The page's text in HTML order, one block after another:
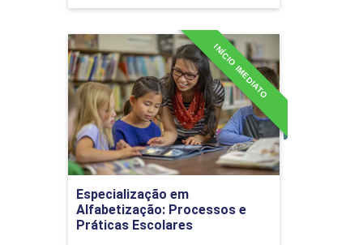
Deficiência intelectual:
transtorno do espectro
autista (TEA)
TGD e potencialização da
aprendizagem
Especialização em
Alfabetização: Processos e
Práticas Escolares
INÍCIO IMEDIATO
Especialização em
Alfabetização: Processos e
Práticas Escolares
Detalhes do curso